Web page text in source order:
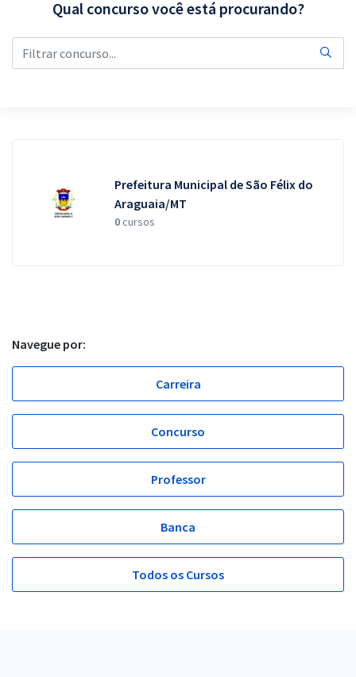
Conteúdo gratuito
Qual concurso você está procurando?
Prefeitura Municipal de São Félix do
Araguaia/MT
0cursos
Navegue por:
Carreira
Concurso
Professor
Banca
Todos os Cursos